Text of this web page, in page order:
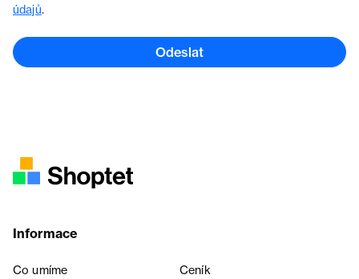
údajů.
Odeslat
Informace
Co umíme
Ceník